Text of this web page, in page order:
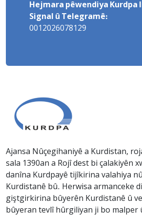
Hejmara pêwendiya Kurdpa
Signal û Telegramê:
0012026078129
Ajansa Nûçegihaniyê a Kurdistan,
sala 1390an a Rojî dest bi çalakiyên
danîna Kurdpayê tijîkirina valahiya
Kurdistanê bû. Herwisa armanceke
giştgirkirina bûyerên Kurdistanê û
bûyeran tevlî hûrgiliyan ji bo malper